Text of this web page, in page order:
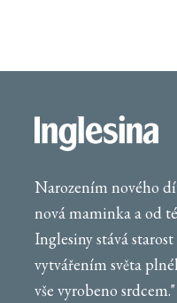
Narozením nového
nová maminka a od
Inglesiny stává
vytvářením světa
vše vyrobeno